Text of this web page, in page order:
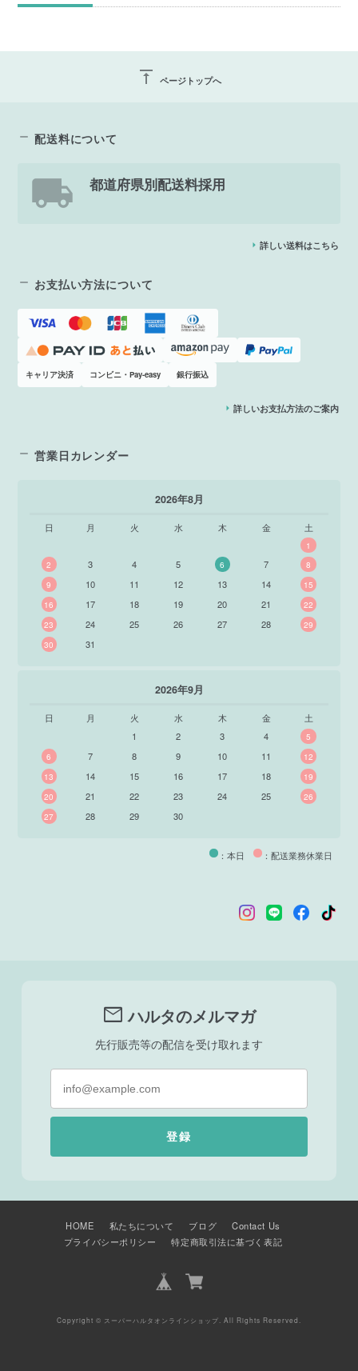
vertical_align_top ページトップへ
配送料について
都道府県別配送料採用
詳しい送料はこちら
お支払い方法について
キャリア決済 コンビニ・Pay-easy 銀行振込
詳しいお支払方法のご案内
営業日カレンダー
2026年8月
日 月 火 水 木 金 土
1
2
3 4 5 6 7
8
9
10 11 12 13 14
15
16
17 18 19 20 21
22
23
24 25 26 27 28
29
30
31
2026年9月
日 月 火 水 木 金
土
1
2 3 4
5
6
7 8 9 10 11
12
13
14 15 16 17 18
19
20
21 22 23 24 25
26
27
28 29 30
：本日 ：配送業務休業日
mail ハルタのメルマガ
先行販売等の配信を受け取れます
登録
HOME 私たちについて ブログ
Contact Us
プライバシーポリシー
特定商取引法に基づく表記
Copyright © スーパーハルタオンラインショップ. All Rights Reserved.